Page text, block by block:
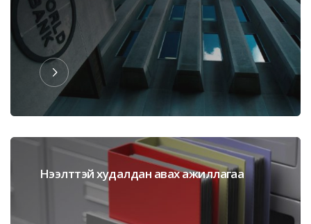
Нээлттэй худалдан авах ажиллагаа